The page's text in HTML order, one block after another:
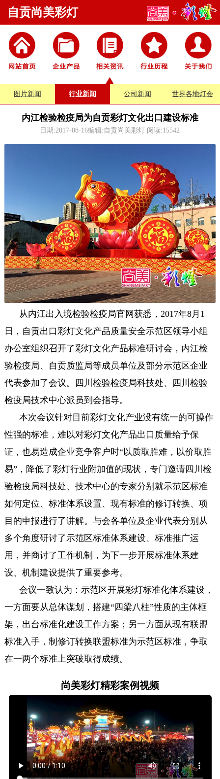
自贡尚美彩灯
图片新闻 行业新闻 公司新闻 世界各地灯会
内江检验检疫局为自贡彩灯文化出口建设标准
日期:2017-08-16编辑:自贡尚美彩灯 阅读:15542
从内江出入境检验检疫局官网获悉，2017年8月1
日，自贡出口彩灯文化产品质量安全示范区领导小组
办公室组织召开了彩灯文化产品标准研讨会，内江检
验检疫局、自贡质监局等成员单位及部分示范区企业
代表参加了会议。四川检验检疫局科技处、四川检验
检疫局技术中心派员到会指导。
本次会议针对目前彩灯文化产业没有统一的可操作
性强的标准，难以对彩灯文化产品出口质量给予保
证，也易造成企业竞争客户时“以质取胜难，以价取胜
易”，降低了彩灯行业附加值的现状，专门邀请四川检
验检疫局科技处、技术中心的专家分别就示范区标准
如何定位、标准体系设置、现有标准的修订转换、项
目的申报进行了讲解。与会各单位及企业代表分别从
多个角度研讨了示范区标准体系建设、标准推广运
用，并商讨了工作机制，为下一步开展标准体系建
设、机制建设提供了重要参考。
会议一致认为：示范区开展彩灯标准化体系建设，
一方面要从总体谋划，搭建“四梁八柱”性质的主体框
架，出台标准化建设工作方案；另一方面从现有联盟
标准入手，制修订转换联盟标准为示范区标准，争取
在一两个标准上突破取得成绩。
尚美彩灯精彩案例视频